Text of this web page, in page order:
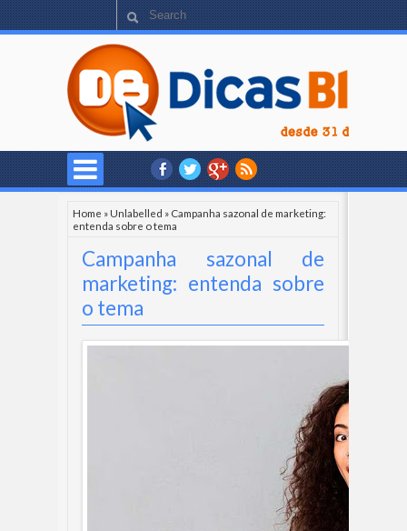
Home »Unlabelled » Campanha sazonal de marketing:
entenda sobre o tema
Campanha sazonal de
marketing: entenda sobre
o tema